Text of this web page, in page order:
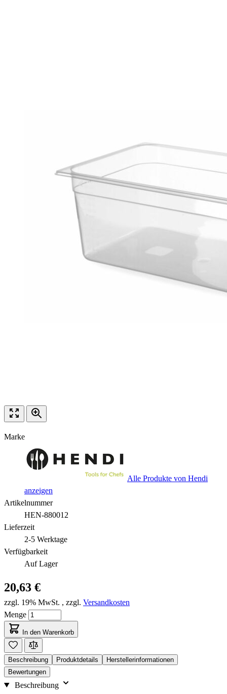
Marke
Alle Produkte von Hendi
anzeigen
Artikelnummer
HEN-880012
Lieferzeit
2-5 Werktage
Verfügbarkeit
Auf Lager
20,63 €
zzgl. 19% MwSt. , zzgl. Versandkosten
Menge
In den Warenkorb
Beschreibung Produktdetails
Herstellerinformationen
Bewertungen
Beschreibung